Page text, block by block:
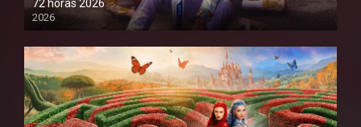
72 horas 2026
2026
1080P